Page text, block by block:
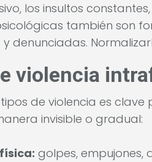
los insultos
también son
denunciadas.
violencia
de violencia es
invisible o gradual:
golpes,